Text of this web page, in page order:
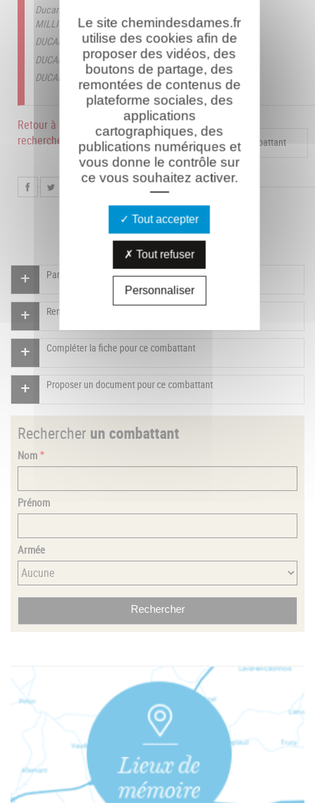
Ducarroz Laurent le 18/11/2015
MILLION Thierry le 03/12/2010
DUCARROZ Laurent le 09/02/2022
DUCARROZ Laurent le 10/01/2025
DUCARROZ Laurent le 07/02/2025
Compléter la fiche pour ce combattant
Retour à la
recherche
Participer à l'indexation du Mémorial virtuel
Rendre un hommage pour ce combattant
Compléter la fiche pour ce combattant
Proposer un document pour ce combattant
Rechercher un combattant
Nom
Prénom
Armée
Le site chemindesdames.fr
utilise des cookies afin de
proposer des vidéos, des
boutons de partage, des
remontées de contenus de
plateforme sociales, des
applications
cartographiques, des
publications numériques et
vous donne le contrôle sur
ce vous souhaitez activer.
Tout accepter
Tout refuser
Personnaliser